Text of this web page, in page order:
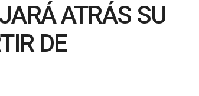
ATRÁS SU
DE